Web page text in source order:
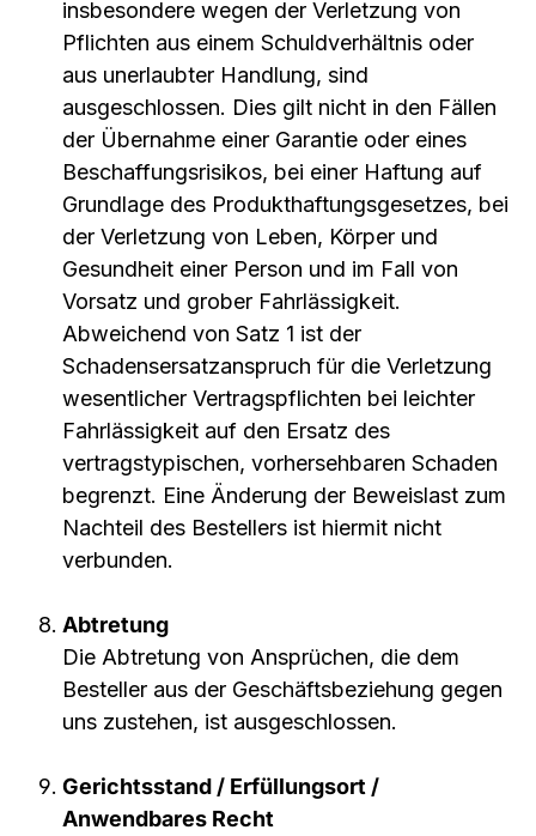
insbesondere wegen der Verletzung von
Pflichten aus einem Schuldverhältnis oder
aus unerlaubter Handlung, sind
ausgeschlossen. Dies gilt nicht in den Fällen
der Übernahme einer Garantie oder eines
Beschaffungsrisikos, bei einer Haftung auf
Grundlage des Produkthaftungsgesetzes, bei
der Verletzung von Leben, Körper und
Gesundheit einer Person und im Fall von
Vorsatz und grober Fahrlässigkeit.
Abweichend von Satz 1 ist der
Schadensersatzanspruch für die Verletzung
wesentlicher Vertragspflichten bei leichter
Fahrlässigkeit auf den Ersatz des
vertragstypischen, vorhersehbaren Schaden
begrenzt. Eine Änderung der Beweislast zum
Nachteil des Bestellers ist hiermit nicht
verbunden.
Abtretung
Die Abtretung von Ansprüchen, die dem
Besteller aus der Geschäftsbeziehung gegen
uns zustehen, ist ausgeschlossen.
Gerichtsstand / Erfüllungsort /
Anwendbares Recht